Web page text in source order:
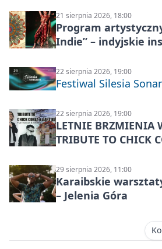
21 sierpnia 2026, 18:00
Program
Indie” – indyjskie
22 sierpnia 2026, 19:00
Festiwal Silesia
22 sierpnia 2026, 19:00
LETNIE BRZMIENIA
TRIBUTE TO CHICK
29 sierpnia 2026, 11:00
Karaibskie
– Jelenia Góra